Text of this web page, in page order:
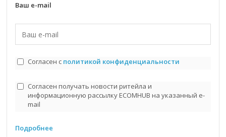
Ваш e-mail
Согласен с политикой конфиденциальности
Согласен получать новости ритейла и
информационную рассылку ECOMHUB на указанный e-
mail
Подробнее